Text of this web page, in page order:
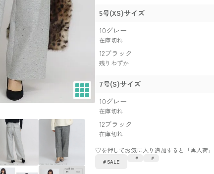
5号(XS)サイズ
10グレー
在庫切れ
12ブラック
残りわずか
7号(S)サイズ
10グレー
在庫切れ
12ブラック
在庫切れ
SALE